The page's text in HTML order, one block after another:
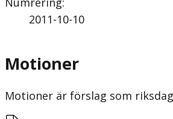
2011-10-10
Motioner
Motioner är förslag som